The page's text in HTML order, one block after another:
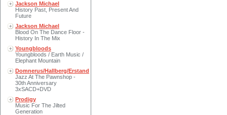
Jackson Michael
History Past, Present And
Future
Jackson Michael
Blood On The Dance Floor -
History In The Mix
Youngbloods
Youngbloods / Earth Music /
Elephant Mountain
Domnerus/Hallberg/Erstand
Jazz At The Pawnshop -
30th Anniversary
3xSACD+DVD
Prodigy
Music For The Jilted
Generation